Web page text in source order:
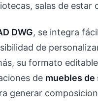
salas de estar
DWG, se integra
de
su formato
de muebles de
generar